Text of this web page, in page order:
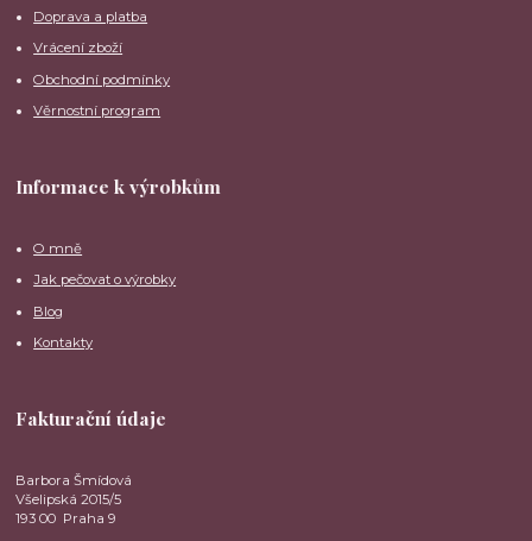
Doprava a platba
Vrácení zboží
Obchodní podmínky
Věrnostní program
Informace k výrobkům
O mně
Jak pečovat o výrobky
Blog
Kontakty
Fakturační údaje
Barbora Šmídová
Všelipská 2015/5
193 00 Praha 9